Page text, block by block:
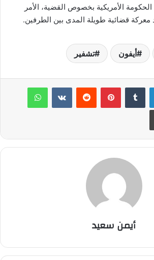
الأمريكية بخصوص القضية، الأمر
قضائية طويلة المدى بين الطرفين.
أيفون تشفير
لينكدإن بينتيريست
أيمن سعيد